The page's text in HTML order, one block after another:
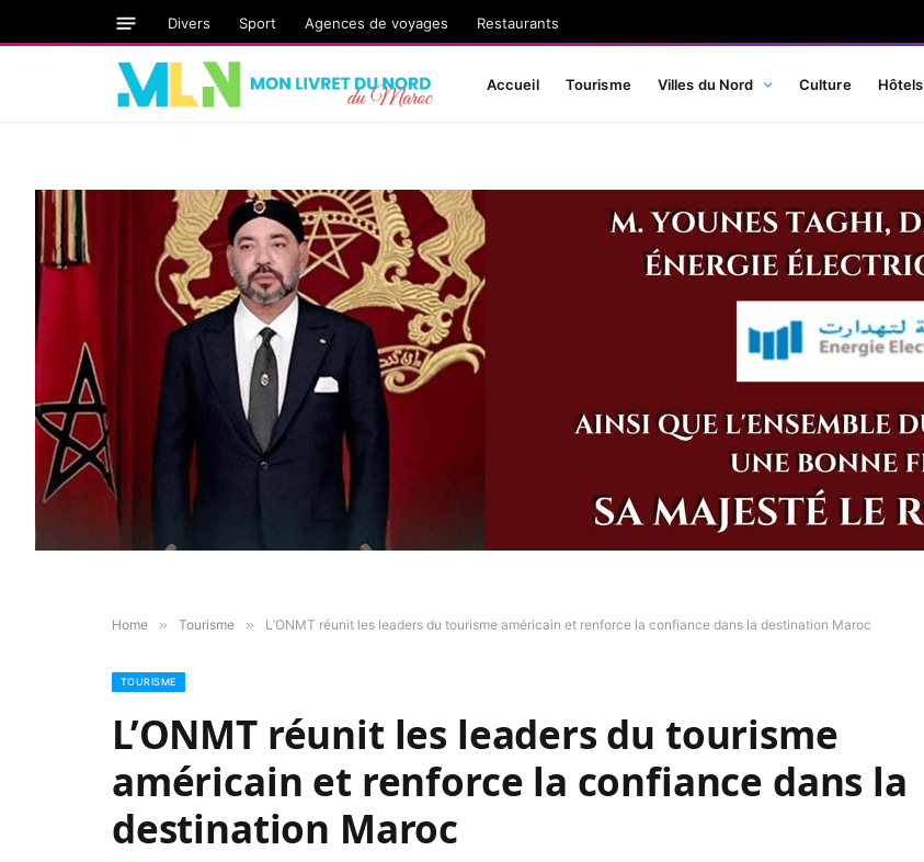
Divers Sport Agences de voyages Restaurants
Accueil Tourisme Villes du Nord Culture Hôtels
Home » Tourisme » L’ONMT réunit les leaders du tourisme américain et renforce la confiance dans la destination Maroc
TOURISME
L’ONMT réunit les leaders du tourisme
américain et renforce la confiance dans la
destination Maroc